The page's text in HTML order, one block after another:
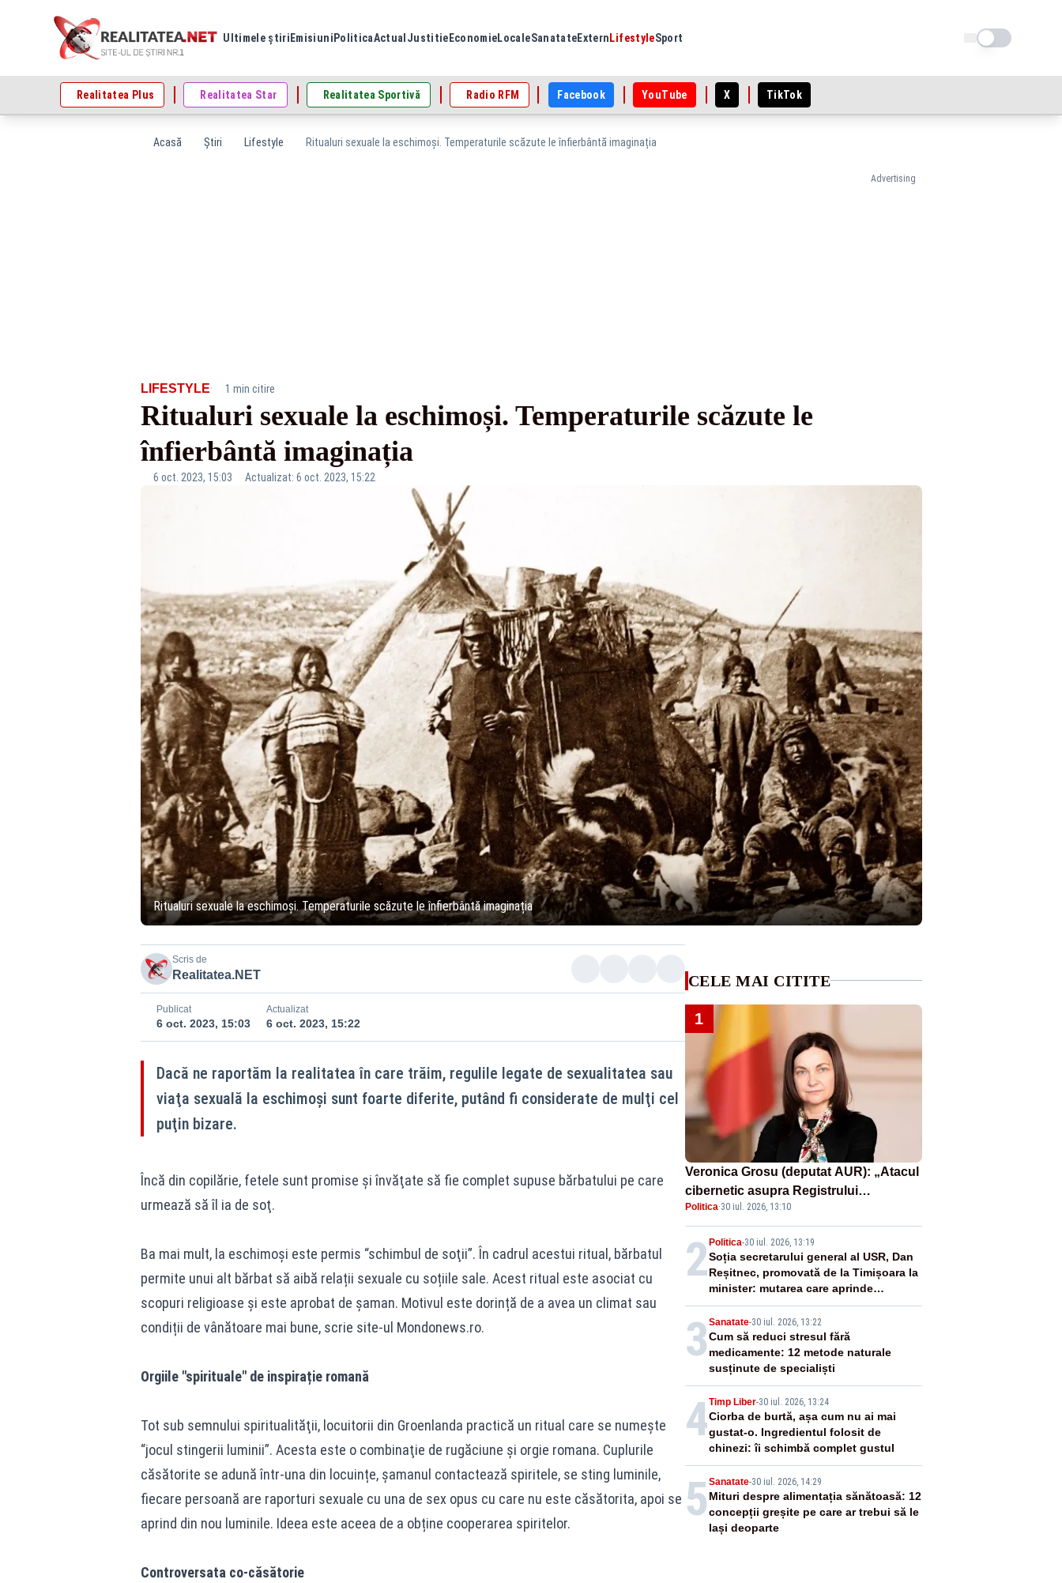
Ultimele știri Emisiuni PoliticaActual Justitie EconomieLocaleSanatateExtern LifestyleSport Schimba tema
Realitatea Plus Realitatea Star Realitatea Sportivă Radio RFM Facebook YouTube X TikTok
Acasă Știri Lifestyle Ritualuri sexuale la eschimoși. Temperaturile scăzute le înfierbântă imaginația
Advertising
LIFESTYLE· 1 min citire
Ritualuri sexuale la eschimoși. Temperaturile scăzute le
înfierbântă imaginația
6 oct. 2023, 15:03 Actualizat: 6 oct. 2023, 15:22
Ritualuri sexuale la eschimoși. Temperaturile scăzute le înfierbântă imaginația
Scris de
Realitatea.NET
Publicat
6 oct. 2023, 15:03
Actualizat
6 oct. 2023, 15:22
Dacă ne raportăm la realitatea în care trăim, regulile legate de sexualitatea sau
viaţa sexuală la eschimoşi sunt foarte diferite, putând fi considerate de mulţi cel
puţin bizare.
Încă din copilărie, fetele sunt promise şi învăţate să fie complet supuse bărbatului pe care
urmează să îl ia de soţ.
Ba mai mult, la eschimoşi este permis “schimbul de soţii”. În cadrul acestui ritual, bărbatul
permite unui alt bărbat să aibă relații sexuale cu soțiile sale. Acest ritual este asociat cu
scopuri religioase și este aprobat de șaman. Motivul este dorință de a avea un climat sau
condiții de vânătoare mai bune, scrie site-ul Mondonews.ro.
Orgiile "spirituale" de inspirație romană
Tot sub semnului spiritualităţii, locuitorii din Groenlanda practică un ritual care se numeşte
“jocul stingerii luminii”. Acesta este o combinaţie de rugăciune și orgie romana. Cuplurile
căsătorite se adună într-una din locuințe, șamanul contactează spiritele, se sting luminile,
fiecare persoană are raporturi sexuale cu una de sex opus cu care nu este căsătorita, apoi se
aprind din nou luminile. Ideea este aceea de a obține cooperarea spiritelor.
Controversata co-căsătorie
CELE MAI CITITE
1
Veronica Grosu (deputat AUR): „Atacul
cibernetic asupra Registrului
Proprietăților transmite un semnal de
neîncredere investitorilor”
Politica·30 iul. 2026, 13:10
2Politica-30 iul. 2026, 13:19
Soția secretarului general al USR, Dan
Reșitnec, promovată de la Timișoara la
minister: mutarea care aprinde
scandalul
3 Sanatate-30 iul. 2026, 13:22
Cum să reduci stresul fără
medicamente: 12 metode naturale
susținute de specialiști
4Timp Liber-30 iul. 2026, 13:24
Ciorba de burtă, așa cum nu ai mai
gustat-o. Ingredientul folosit de
chinezi: îi schimbă complet gustul
5 Sanatate-30 iul. 2026, 14:29
Mituri despre alimentația sănătoasă: 12
concepții greșite pe care ar trebui să le
lași deoparte